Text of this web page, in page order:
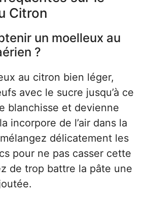
Citron
un moelleux au
?
au citron bien léger,
avec le sucre jusqu’à ce
blanchisse et devienne
incorpore de l’air dans la
délicatement les
pour ne pas casser cette
de trop battre la pâte une